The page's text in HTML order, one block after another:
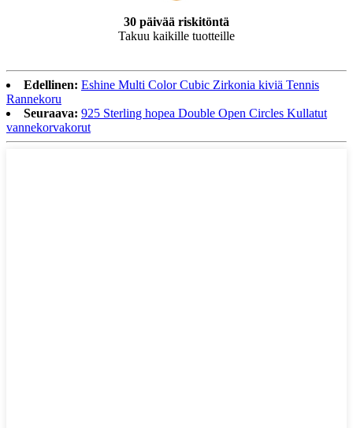
30 päivää riskitöntä
Takuu kaikille tuotteille
Edellinen: Eshine Multi Color Cubic Zirkonia kiviä Tennis
Rannekoru
Seuraava: 925 Sterling hopea Double Open Circles Kullatut
vannekorvakorut